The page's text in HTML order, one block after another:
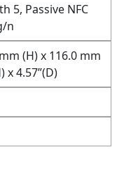
5, Passive NFC
n
(H) x 116.0 mm
x 4.57”(D)